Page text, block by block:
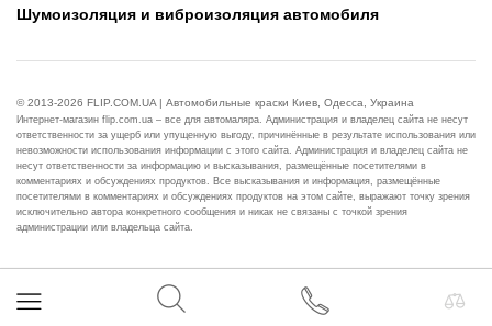
Шумоизоляция и виброизоляция автомобиля
© 2013-2026 FLIP.COM.UA | Автомобильные краски Киев, Одесса, Украина
Интернет-магазин flip.com.ua – все для автомаляра. Администрация и владелец сайта не несут
ответственности за ущерб или упущенную выгоду, причинённые в результате использования или
невозможности использования информации с этого сайта. Администрация и владелец сайта не
несут ответственности за информацию и высказывания, размещённые посетителями в
комментариях и обсуждениях продуктов. Все высказывания и информация, размещённые
посетителями в комментариях и обсуждениях продуктов на этом сайте, выражают точку зрения
исключительно автора конкретного сообщения и никак не связаны с точкой зрения
администрации или владельца сайта.